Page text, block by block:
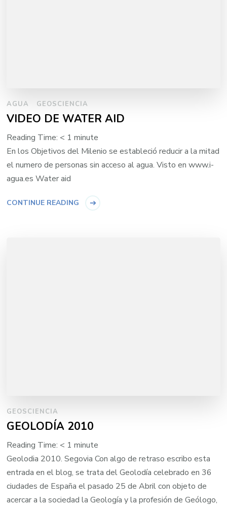
AGUA GEOSCIENCIA
VIDEO DE WATER AID
Reading Time: < 1 minute
En los Objetivos del Milenio se estableció reducir a la mitad
el numero de personas sin acceso al agua. Visto en www.i-
agua.es Water aid
CONTINUE READING
GEOSCIENCIA
GEOLODÍA 2010
Reading Time: < 1 minute
Geolodia 2010. Segovia Con algo de retraso escribo esta
entrada en el blog, se trata del Geolodía celebrado en 36
ciudades de España el pasado 25 de Abril con objeto de
acercar a la sociedad la Geología y la profesión de Geólogo,